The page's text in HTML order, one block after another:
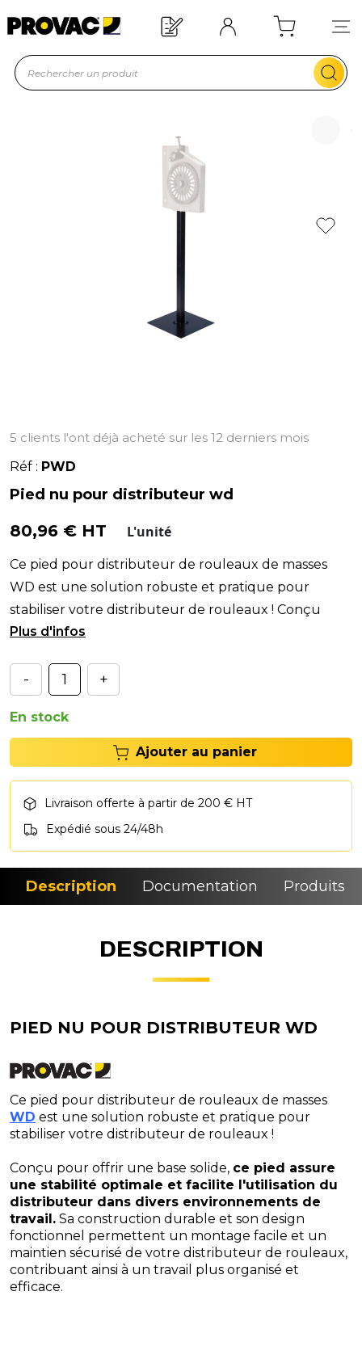
Offre de bienvenue : 20€ offerts !
En savoir plus
5 clients l'ont déjà acheté sur les 12 derniers mois
Réf : PWD
Pied nu pour distributeur wd
80,96 € HT L'unité
Ce pied pour distributeur de rouleaux de masses
WD est une solution robuste et pratique pour
stabiliser votre distributeur de rouleaux ! Conçu
pour of
- +
En stock
Ajouter au panier
Livraison offerte à partir de 200 € HT
Expédié sous 24/48h
Description Documentation Produits
DESCRIPTION
PIED NU POUR DISTRIBUTEUR WD
Ce pied pour distributeur de rouleaux de masses
WD est une solution robuste et pratique pour
stabiliser votre distributeur de rouleaux !
Conçu pour offrir une base solide, ce pied assure
une stabilité optimale et facilite l'utilisation du
distributeur dans divers environnements de
travail. Sa construction durable et son design
fonctionnel permettent un montage facile et un
maintien sécurisé de votre distributeur de rouleaux,
contribuant ainsi à un travail plus organisé et
efficace.